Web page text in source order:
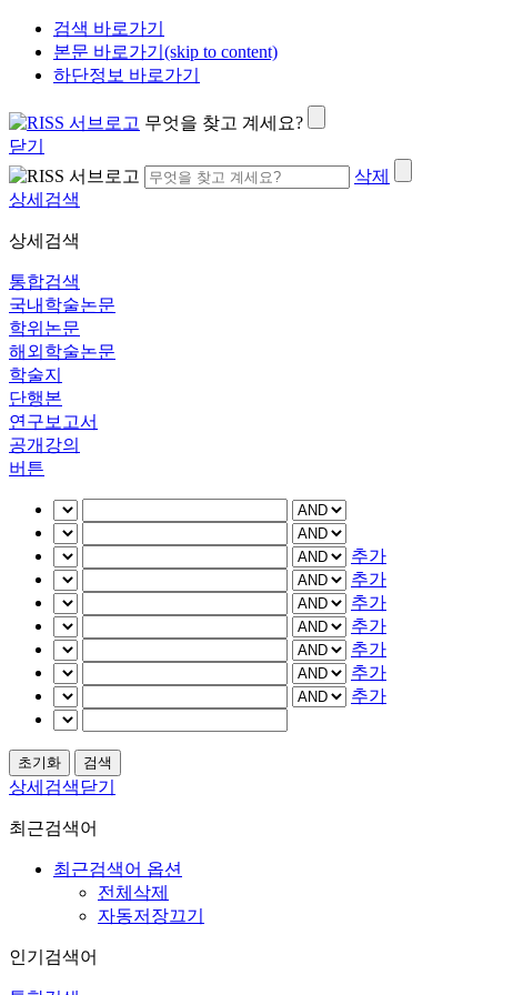
검색 바로가기
본문 바로가기(skip to content)
하단정보 바로가기
무엇을 찾고 계세요?
닫기
삭제
상세검색
상세검색
통합검색
국내학술논문
학위논문
해외학술논문
학술지
단행본
연구보고서
공개강의
버튼
추가
추가
추가
추가
추가
추가
추가
상세검색닫기
최근검색어
최근검색어 옵션
전체삭제
자동저장끄기
인기검색어